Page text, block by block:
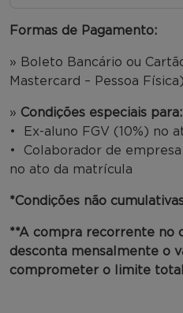
Formas de Pagamento:
» Boleto Bancário ou
Mastercard – Pessoa
» Condições especiais para:
• Ex-aluno FGV (10%) no
• Colaborador de
no ato da matrícula
*Condições não
**A compra recorrente no
desconta mensalmente o
comprometer o limite